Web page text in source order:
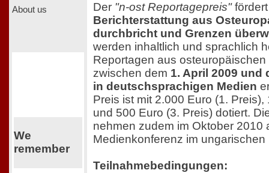
About us
We
remember
Der "n-ost Reportagepreis"
Berichterstattung aus
durchbricht und Grenzen
werden inhaltlich und sprachlich
Reportagen aus
zwischen dem 1. April 2009 und
in deutschsprachigen Medien
Preis ist mit 2.000 Euro (1.
und 500 Euro (3. Preis) dotiert.
nehmen zudem im Oktober 2010
Medienkonferenz im ungarischen
Teilnahmebedingungen: